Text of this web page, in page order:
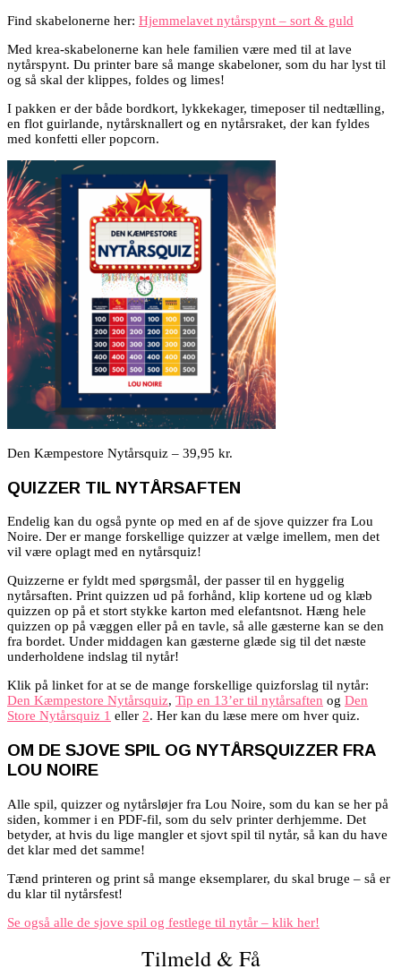
Find skabelonerne her: Hjemmelavet nytårspynt – sort & guld
Med krea-skabelonerne kan hele familien være med til at lave
nytårspynt. Du printer bare så mange skabeloner, som du har lyst til
og så skal der klippes, foldes og limes!
I pakken er der både bordkort, lykkekager, timeposer til nedtælling,
en flot guirlande, nytårsknallert og en nytårsraket, der kan fyldes
med konfetti eller popcorn.
Den Kæmpestore Nytårsquiz – 39,95 kr.
QUIZZER TIL NYTÅRSAFTEN
Endelig kan du også pynte op med en af de sjove quizzer fra Lou
Noire. Der er mange forskellige quizzer at vælge imellem, men det
vil være oplagt med en nytårsquiz!
Quizzerne er fyldt med spørgsmål, der passer til en hyggelig
nytårsaften. Print quizzen ud på forhånd, klip kortene ud og klæb
quizzen op på et stort stykke karton med elefantsnot. Hæng hele
quizzen op på væggen eller på en tavle, så alle gæsterne kan se den
fra bordet. Under middagen kan gæsterne glæde sig til det næste
underholdene indslag til nytår!
Klik på linket for at se de mange forskellige quizforslag til nytår:
Den Kæmpestore Nytårsquiz, Tip en 13’er til nytårsaften og Den
Store Nytårsquiz 1 eller 2. Her kan du læse mere om hver quiz.
OM DE SJOVE SPIL OG NYTÅRSQUIZZER FRA
LOU NOIRE
Alle spil, quizzer og nytårsløjer fra Lou Noire, som du kan se her på
siden, kommer i en PDF-fil, som du selv printer derhjemme. Det
betyder, at hvis du lige mangler et sjovt spil til nytår, så kan du have
det klar med det samme!
Tænd printeren og print så mange eksemplarer, du skal bruge – så er
du klar til nytårsfest!
Se også alle de sjove spil og festlege til nytår – klik her!
Tilmeld & Få